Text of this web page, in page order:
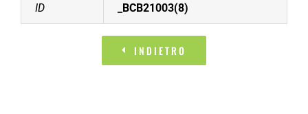
ID _BCB21003(8)
INDIETRO